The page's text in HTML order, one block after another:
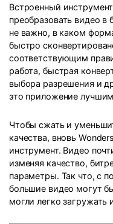
Встроенный
преобразовать видео
не важно, в каком
быстро
соответствующим
работа, быстрая
выбора разрешения и
это приложение
Чтобы сжать и
качества, вновь
инструмент. Видео
изменяя качество,
параметры. Так что, с
большие видео могут
могли легко загружать